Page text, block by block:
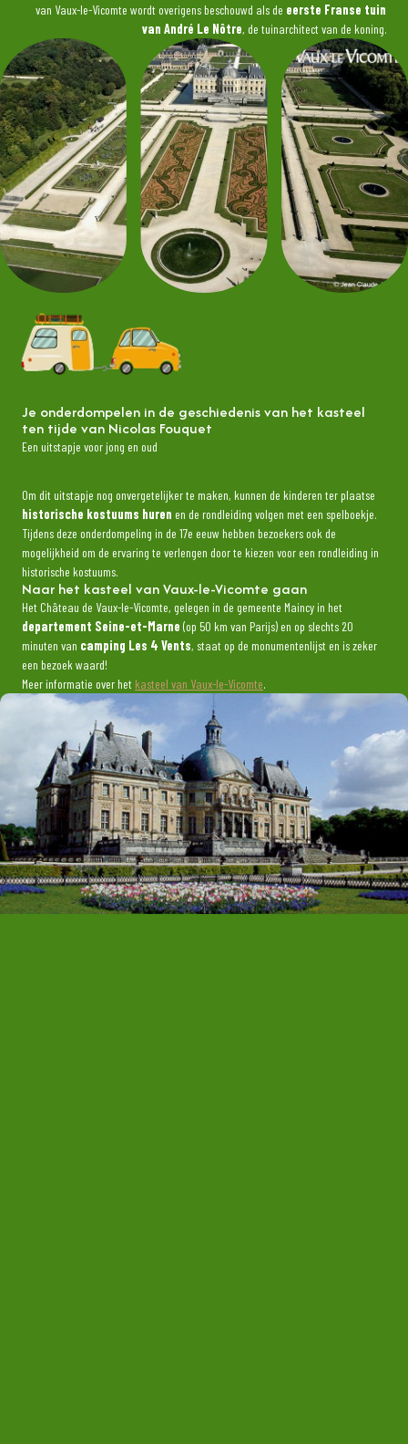
van Vaux-le-Vicomte wordt overigens beschouwd als de eerste Franse tuin
van André Le Nôtre, de tuinarchitect van de koning.
Je onderdompelen in de geschiedenis van het kasteel
ten tijde van Nicolas Fouquet
Een uitstapje voor jong en oud
Om dit uitstapje nog onvergetelijker te maken, kunnen de kinderen ter plaatse
historische kostuums huren en de rondleiding volgen met een spelboekje.
Tijdens deze onderdompeling in de 17e eeuw hebben bezoekers ook de
mogelijkheid om de ervaring te verlengen door te kiezen voor een rondleiding in
historische kostuums.
Naar het kasteel van Vaux-le-Vicomte gaan
Het Château de Vaux-le-Vicomte, gelegen in de gemeente Maincy in het
departement Seine-et-Marne (op 50 km van Parijs) en op slechts 20
minuten van camping Les 4 Vents, staat op de monumentenlijst en is zeker
een bezoek waard!
Meer informatie over het kasteel van Vaux-le-Vicomte.